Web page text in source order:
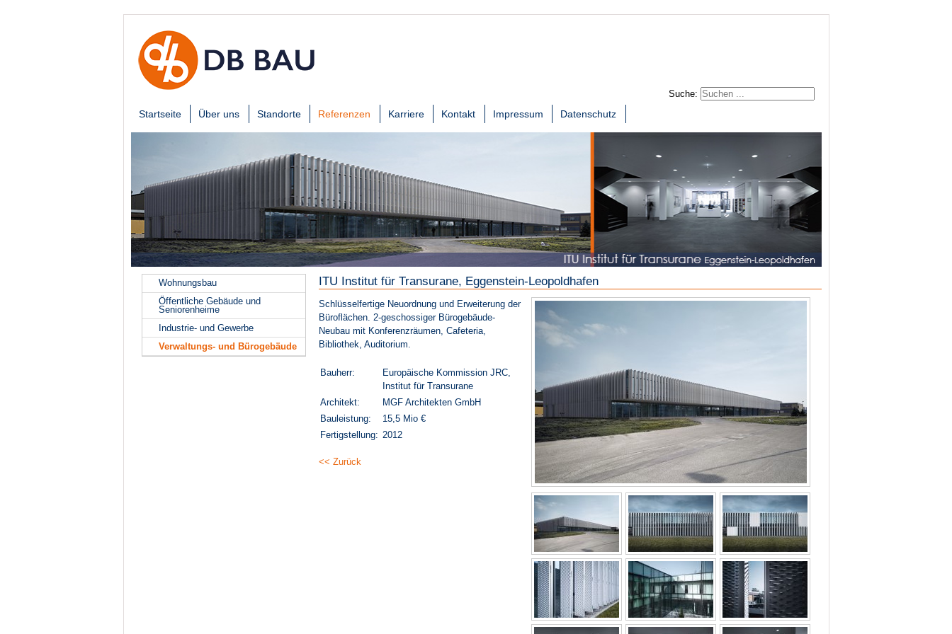
Suche:
Startseite Über uns Standorte Referenzen Karriere Kontakt Impressum Datenschutz
Wohnungsbau
Öffentliche Gebäude und
Seniorenheime
Industrie- und Gewerbe
Verwaltungs- und Bürogebäude
ITU Institut für Transurane, Eggenstein-Leopoldhafen
Schlüsselfertige Neuordnung und Erweiterung der
Büroflächen. 2-geschossiger Bürogebäude-
Neubau mit Konferenzräumen, Cafeteria,
Bibliothek, Auditorium.
Bauherr:
Europäische Kommission JRC,
Institut für Transurane
Architekt:
MGF Architekten GmbH
Bauleistung:
15,5 Mio €
Fertigstellung: 2012
<< Zurück